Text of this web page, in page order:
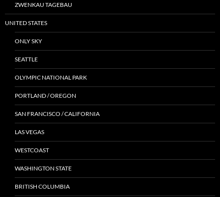
ZWENKAU TAGEBAU
UNITED STATES
ONLY SKY
SEATTLE
OLYMPIC NATIONAL PARK
PORTLAND / OREGON
SAN FRANCISCO / CALIFORNIA
LAS VEGAS
WESTCOAST
WASHINGTON STATE
BRITISH COLUMBIA